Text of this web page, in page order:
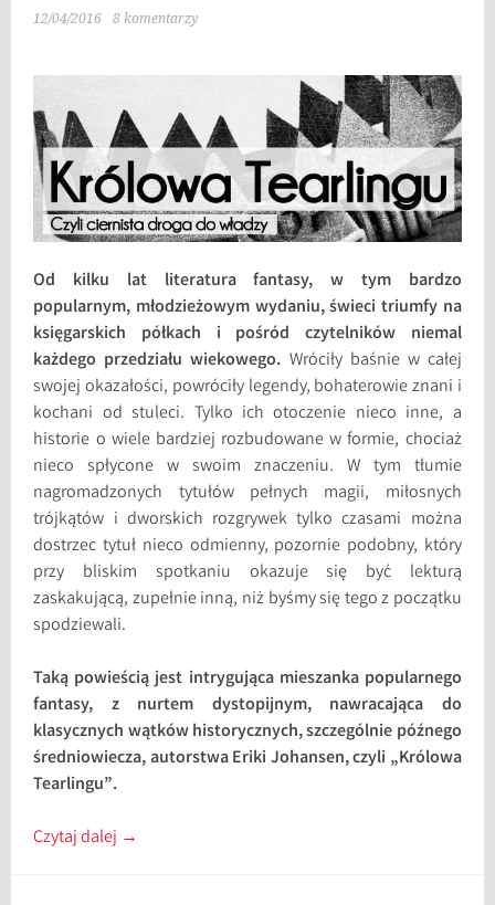
12/04/2016 8 komentarzy
Od kilku lat literatura fantasy, w tym bardzo
popularnym, młodzieżowym wydaniu, świeci triumfy na
księgarskich półkach i pośród czytelników niemal
każdego przedziału wiekowego. Wróciły baśnie w całej
swojej okazałości, powróciły legendy, bohaterowie znani i
kochani od stuleci. Tylko ich otoczenie nieco inne, a
historie o wiele bardziej rozbudowane w formie, chociaż
nieco spłycone w swoim znaczeniu. W tym tłumie
nagromadzonych tytułów pełnych magii, miłosnych
trójkątów i dworskich rozgrywek tylko czasami można
dostrzec tytuł nieco odmienny, pozornie podobny, który
przy bliskim spotkaniu okazuje się być lekturą
zaskakującą, zupełnie inną, niż byśmy się tego z początku
spodziewali.
Taką powieścią jest intrygująca mieszanka popularnego
fantasy, z nurtem dystopijnym, nawracająca do
klasycznych wątków historycznych, szczególnie późnego
średniowiecza, autorstwa Eriki Johansen, czyli „Królowa
Tearlingu”.
Czytaj dalej →